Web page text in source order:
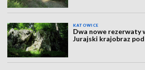
KATOWICE
Dwa nowe rezerwaty
Jurajski krajobraz